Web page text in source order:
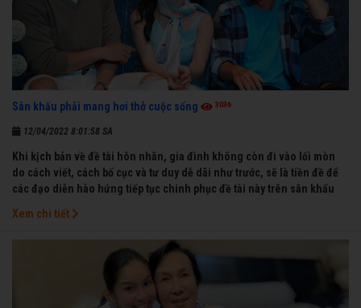
Sân khấu phải mang hơi thở cuộc sống 3036
12/04/2022 8:01:58 SA
Khi kịch bản về đề tài hôn nhân, gia đình không còn đi vào lối mòn
do cách viết, cách bố cục và tư duy dễ dãi như trước, sẽ là tiền đề để
các đạo diễn hào hứng tiếp tục chinh phục đề tài này trên sân khấu
Xem chi tiết